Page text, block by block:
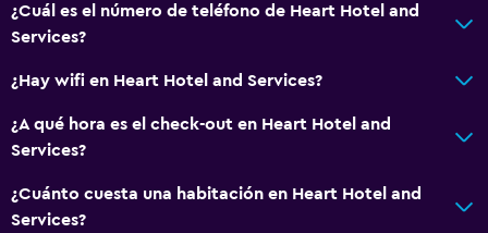
Servicios de lavandería/tintorería
Sistema de entretenimiento
TV por cable o vía satélite
TV de pantalla plana
¿Cuál es el número de teléfono de Heart Hotel and
Services?
¿Hay wifi en Heart Hotel and Services?
¿A qué hora es el check-out en Heart Hotel and
Services?
¿Cuánto cuesta una habitación en Heart Hotel and
Services?